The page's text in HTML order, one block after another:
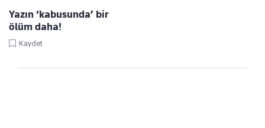
Yazın ‘kabusunda’ bir
ölüm daha!
Kaydet